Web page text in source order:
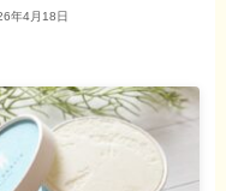
年4月18日